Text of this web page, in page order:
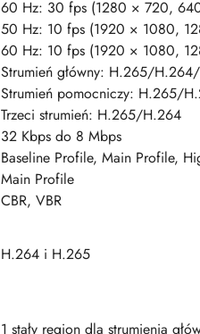
60 Hz: 30 fps (1280 × 720,
50 Hz: 10 fps (1920 × 1080,
60 Hz: 10 fps (1920 × 1080,
Strumień główny: H.265/
Strumień pomocniczy: H.265/
Trzeci strumień: H.265/H.264
32 Kbps do 8 Mbps
Baseline Profile, Main Profile,
Main Profile
CBR, VBR
H.264 i H.265
1 stały region dla strumienia